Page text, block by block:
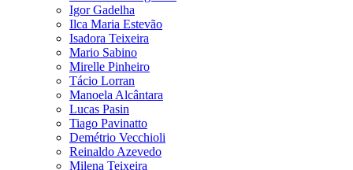
Igor Gadelha
Ilca Maria Estevão
Isadora Teixeira
Mario Sabino
Mirelle Pinheiro
Tácio Lorran
Manoela Alcântara
Lucas Pasin
Tiago Pavinatto
Demétrio Vecchioli
Reinaldo Azevedo
Milena Teixeira